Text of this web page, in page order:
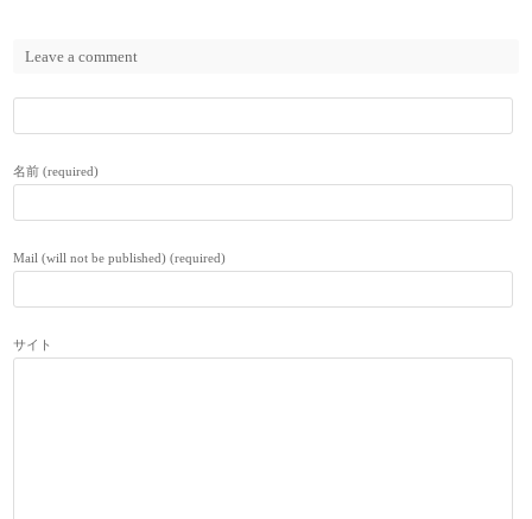
Leave a comment
名前 (required)
Mail (will not be published) (required)
サイト